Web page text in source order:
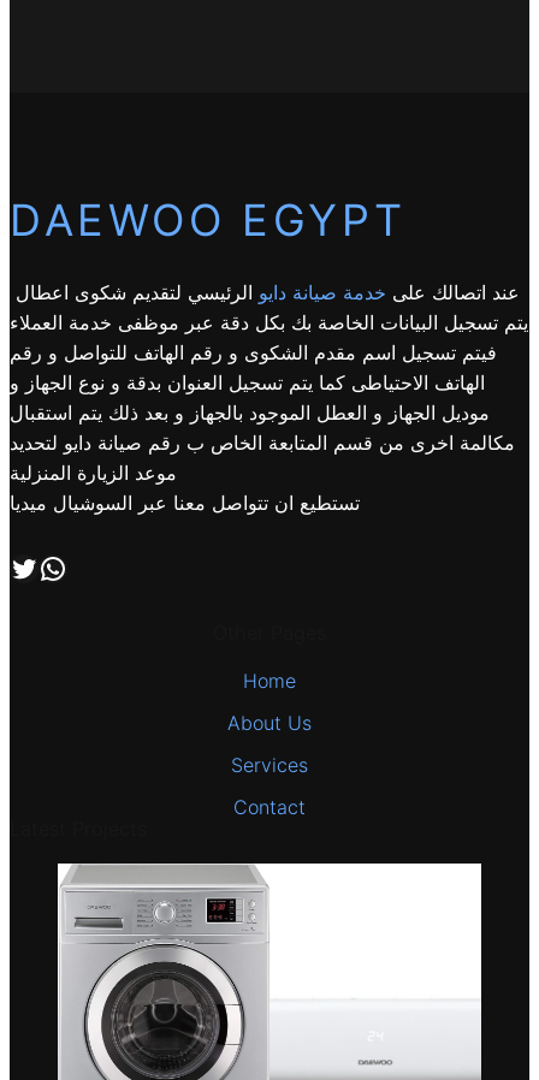
DAEWOO EGYPT
عند اتصالك على خدمة صيانة دايو الرئيسي لتقديم شكوى اعطال
يتم تسجيل البيانات الخاصة بك بكل دقة عبر موظفى خدمة العملاء
فيتم تسجيل اسم مقدم الشكوى و رقم الهاتف للتواصل و رقم
الهاتف الاحتياطى كما يتم تسجيل العنوان بدقة و نوع الجهاز و
موديل الجهاز و العطل الموجود بالجهاز و بعد ذلك يتم استقبال
مكالمة اخرى من قسم المتابعة الخاص ب رقم صيانة دايو لتحديد
موعد الزيارة المنزلية
تستطيع ان تتواصل معنا عبر السوشيال ميديا
تابعنا علي صفحة التويتر اتصل بنا علي طريق الوتساب
Home
About Us
Services
Contact